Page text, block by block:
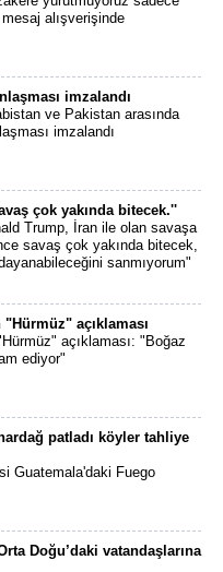
alışverişinde
imzalandı
ve Pakistan arasında
imzalandı
çok yakında bitecek.''
Trump, İran ile olan savaşa
savaş çok yakında bitecek,
sanmıyorum"
açıklaması
açıklaması: "Boğaz
ediyor"
patladı köyler tahliye
Guatemala'daki Fuego
Doğu’daki vatandaşlarına